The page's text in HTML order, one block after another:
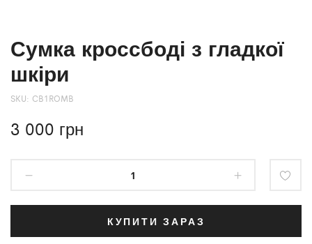
Сумка кроссбоді з гладкої
шкіри
SKU: CB1ROMB
3 000 грн
КУПИТИ ЗАРАЗ